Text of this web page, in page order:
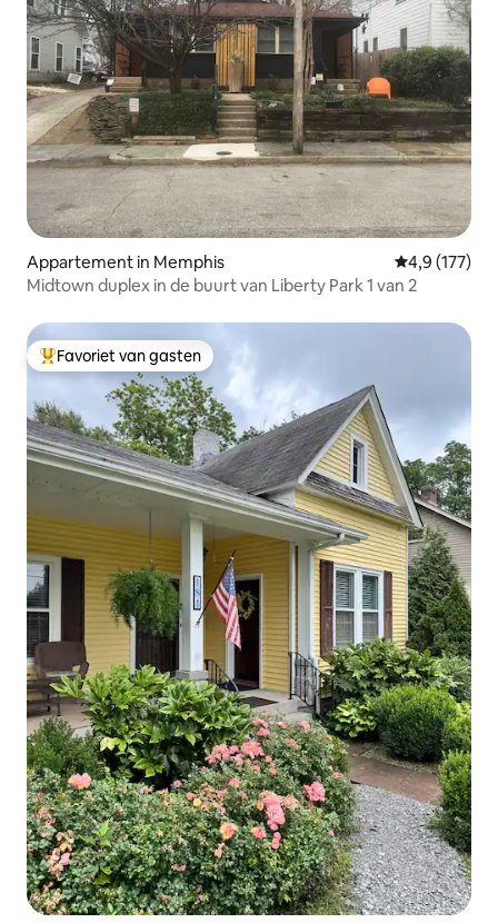
Appartement in Memphis Gemiddelde
4,9 (177)
Midtown duplex in de buurt van Liberty Park 1 van 2
Topfavoriet van gasten
Favoriet van gasten